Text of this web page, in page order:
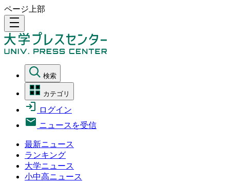
ページ上部
density_medium
検索
カテゴリ
ログイン
ニュースを受信
最新ニュース
ランキング
大学ニュース
小中高ニュース